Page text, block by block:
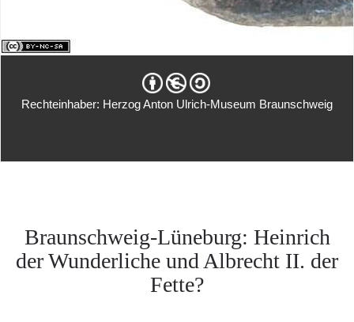
Rechteinhaber: Herzog Anton Ulrich-Museum Braunschweig
Braunschweig-Lüneburg: Heinrich
der Wunderliche und Albrecht II. der
Fette?